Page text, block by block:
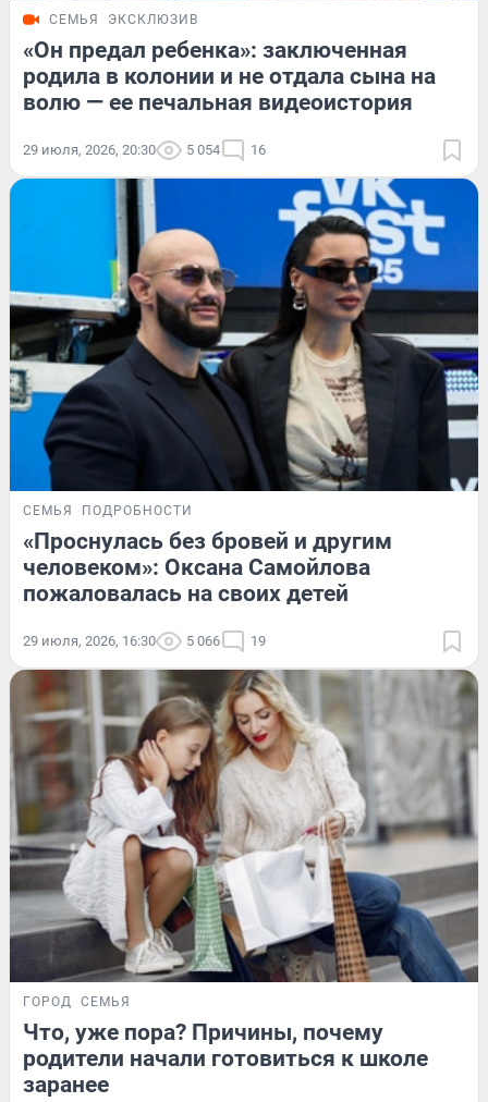
СЕМЬЯ ЭКСКЛЮЗИВ
«Он предал ребенка»: заключенная
родила в колонии и не отдала сына на
волю — ее печальная видеоистория
29 июля, 2026, 20:30 5 054 16
СЕМЬЯ ПОДРОБНОСТИ
«Проснулась без бровей и другим
человеком»: Оксана Самойлова
пожаловалась на своих детей
29 июля, 2026, 16:30 5 066 19
ГОРОД СЕМЬЯ
Что, уже пора? Причины, почему
родители начали готовиться к школе
заранее